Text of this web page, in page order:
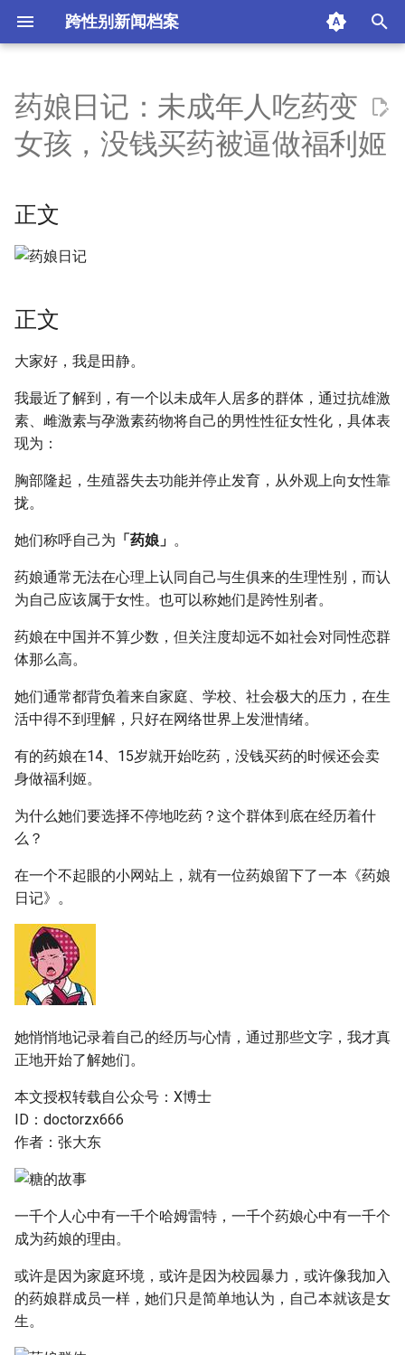
跨性别新闻档案
n
t
a
l
z
g
s
e
a
r
c
正文
药娘们迷茫的未来
人间失乐园
摘要与附加信息
附加信息 [Processed Page
Metadata]
药娘日记：未成年人吃药变
女孩，没钱买药被逼做福利姬
正文
正文
大家好，我是田静。
我最近了解到，有一个以未成年人居多的群体，通过抗雄激
素、雌激素与孕激素药物将自己的男性性征女性化，具体表
现为：
胸部隆起，生殖器失去功能并停止发育，从外观上向女性靠
拢。
她们称呼自己为 「药娘」 。
药娘通常无法在心理上认同自己与生俱来的生理性别，而认
为自己应该属于女性。也可以称她们是跨性别者。
药娘在中国并不算少数，但关注度却远不如社会对同性恋群
体那么高。
她们通常都背负着来自家庭、学校、社会极大的压力，在生
活中得不到理解，只好在网络世界上发泄情绪。
有的药娘在14、15岁就开始吃药，没钱买药的时候还会卖
身做福利姬。
为什么她们要选择不停地吃药？这个群体到底在经历着什
么？
在一个不起眼的小网站上，就有一位药娘留下了一本《药娘
日记》。
她悄悄地记录着自己的经历与心情，通过那些文字，我才真
正地开始了解她们。
本文授权转载自公众号：X博士
ID：doctorzx666
作者：张大东
一千个人心中有一千个哈姆雷特，一千个药娘心中有一千个
成为药娘的理由。
或许是因为家庭环境，或许是因为校园暴力，或许像我加入
的药娘群成员一样，她们只是简单地认为，自己本就该是女
生。